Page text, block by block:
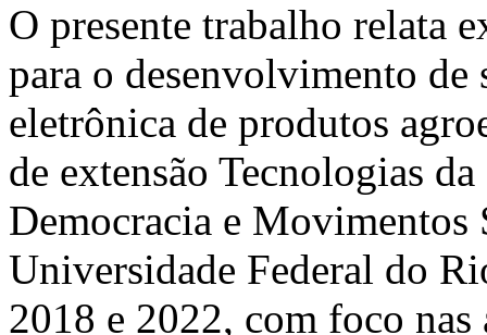
O presente trabalho relata
para o desenvolvimento de
eletrônica de produtos
de extensão Tecnologias
Democracia e
Universidade Federal do
2018 e 2022, com foco nas